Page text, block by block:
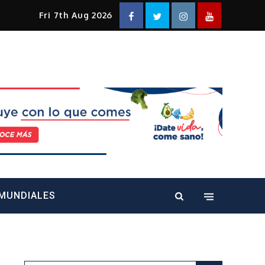
Fri 7th Aug 2026 FacebookTwitterInstagramYouTube